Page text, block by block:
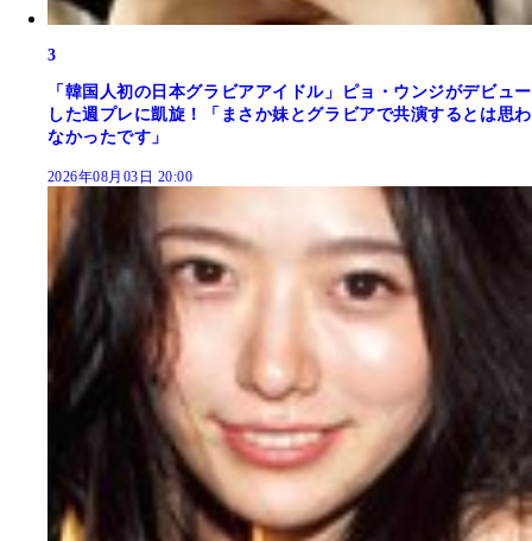
3
「韓国人初の日本グラビアアイドル」ピョ・ウンジがデビュー
した週プレに凱旋！「まさか妹とグラビアで共演するとは思わ
なかったです」
2026年08月03日 20:00